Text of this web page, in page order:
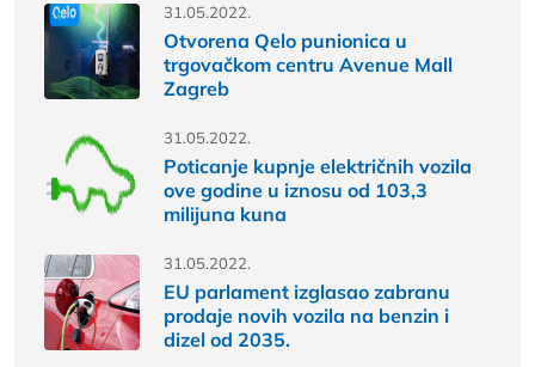
31.05.2022.
Otvorena Qelo punionica u
trgovačkom centru Avenue Mall
Zagreb
31.05.2022.
Poticanje kupnje električnih vozila
ove godine u iznosu od 103,3
milijuna kuna
31.05.2022.
EU parlament izglasao zabranu
prodaje novih vozila na benzin i
dizel od 2035.